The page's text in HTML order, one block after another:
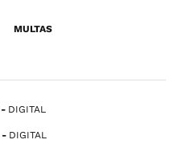
MULTAS
DIGITAL
DIGITAL